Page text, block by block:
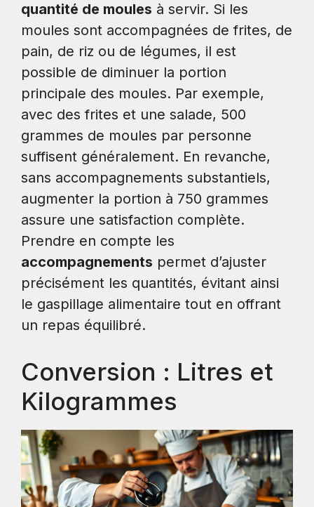
quantité de moules à servir. Si les
moules sont accompagnées de frites, de
pain, de riz ou de légumes, il est
possible de diminuer la portion
principale des moules. Par exemple,
avec des frites et une salade, 500
grammes de moules par personne
suffisent généralement. En revanche,
sans accompagnements substantiels,
augmenter la portion à 750 grammes
assure une satisfaction complète.
Prendre en compte les
accompagnements permet d’ajuster
précisément les quantités, évitant ainsi
le gaspillage alimentaire tout en offrant
un repas équilibré.
Conversion : Litres et
Kilogrammes